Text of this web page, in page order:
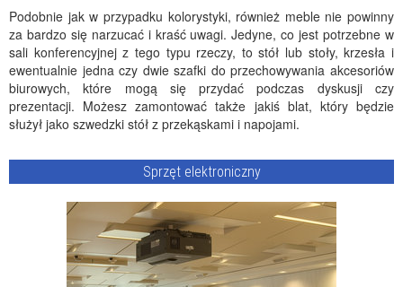
Podobnie jak w przypadku kolorystyki, również meble nie powinny
za bardzo się narzucać i kraść uwagi. Jedyne, co jest potrzebne w
sali konferencyjnej z tego typu rzeczy, to stół lub stoły, krzesła i
ewentualnie jedna czy dwie szafki do przechowywania akcesoriów
biurowych, które mogą się przydać podczas dyskusji czy
prezentacji. Możesz zamontować także jakiś blat, który będzie
służył jako szwedzki stół z przekąskami i napojami.
Sprzęt elektroniczny